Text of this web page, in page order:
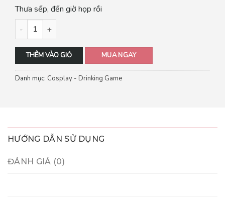
Thưa sếp, đến giờ họp rồi
THÊM VÀO GIỎ MUA NGAY
Danh mục: Cosplay - Drinking Game
HƯỚNG DẪN SỬ DỤNG
ĐÁNH GIÁ (0)